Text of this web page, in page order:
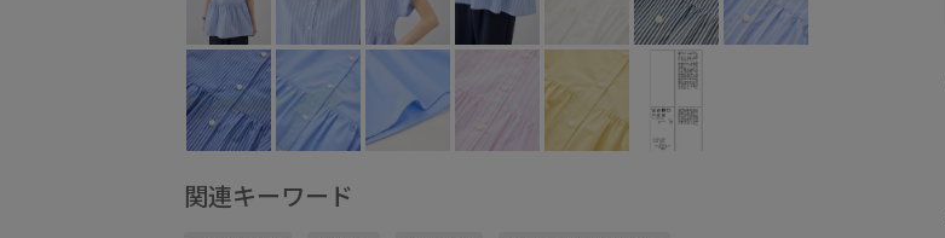
関連キーワード